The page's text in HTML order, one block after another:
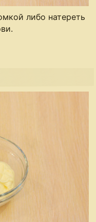
либо натереть